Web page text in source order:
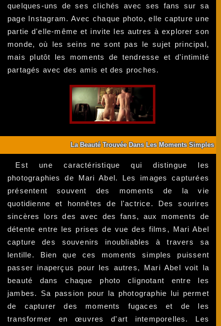
quelques-uns de ses clichés avec ses fans sur sa
page Instagram. Avec chaque photo, elle capture une
partie d'elle-même et invite les autres à explorer son
monde, où les seins ne sont pas le sujet principal,
mais plutôt les moments de tendresse et d'intimité
partagés avec des amis et des proches.
La Beauté Trouvée Dans Les Moments Simples
Est une caractéristique qui distingue les
photographies de Mari Abel. Les images capturées
présentent souvent des moments de la vie
quotidienne et honnêtes de l'actrice. Des sourires
sincères lors des avec des fans, aux moments de
détente entre les prises de vue des films, Mari Abel
capture des souvenirs inoubliables à travers sa
lentille. Bien que ces moments simples puissent
passer inaperçus pour les autres, Mari Abel voit la
beauté dans chaque photo clignotant entre les
jambes. Sa passion pour la photographie lui permet
de capturer des moments fugaces et de les
transformer en œuvres d'art intemporelles. Les